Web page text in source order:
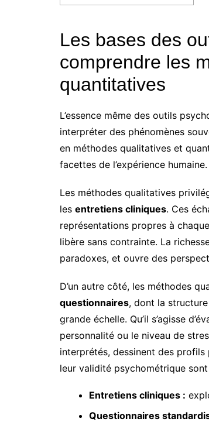
Les bases des
comprendre les
quantitatives
L’essence même des outils
interpréter des phénomènes
en méthodes qualitatives et
facettes de l’expérience humaine.
Les méthodes qualitatives
les entretiens cliniques. Ces
représentations propres à
libère sans contrainte. La
paradoxes, et ouvre des
D’un autre côté, les méthodes
questionnaires, dont la
grande échelle. Qu’il s’agisse
personnalité ou le niveau de
interprétés, dessinent des
leur validité psychométrique
Entretiens cliniques :
Questionnaires